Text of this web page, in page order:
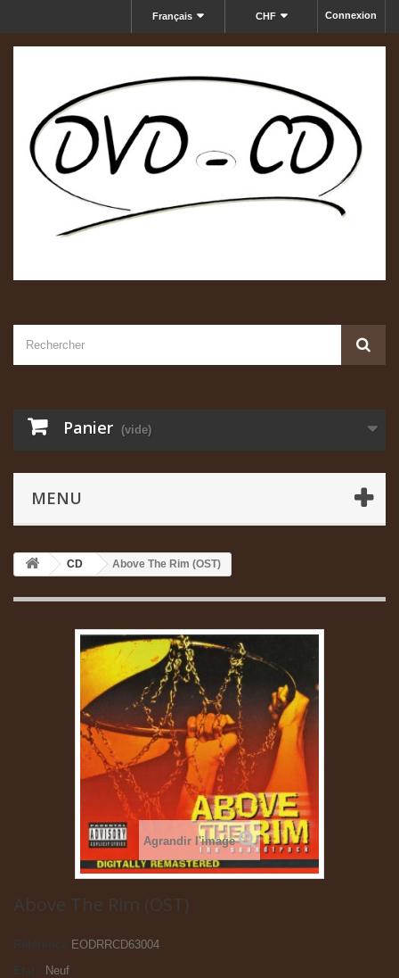
Connexion
CHF
Français
Panier (vide)
MENU
CD Above The Rim (OST)
Agrandir l'image
Above The Rim (OST)
Référence
EODRRCD63004
Neuf